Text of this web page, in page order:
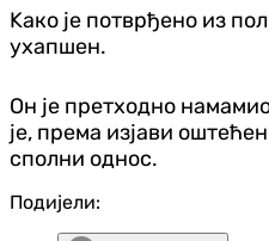
Kако је потврђено из
ухапшен.
Он је претходно
је, према изјави
сполни однос.
Подијели: